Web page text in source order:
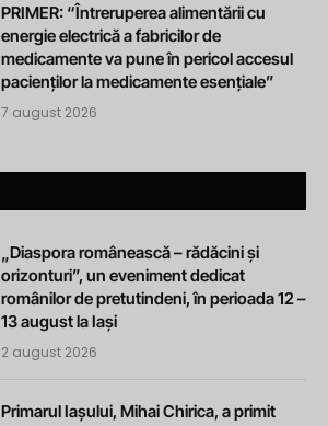
PRIMER: “Întreruperea alimentării cu
energie electrică a fabricilor de
medicamente va pune în pericol accesul
pacienților la medicamente esențiale”
7 august 2026
„Diaspora românească – rădăcini și
orizonturi”, un eveniment dedicat
românilor de pretutindeni, în perioada 12 –
13 august la Iași
2 august 2026
Primarul Iașului, Mihai Chirica, a primit